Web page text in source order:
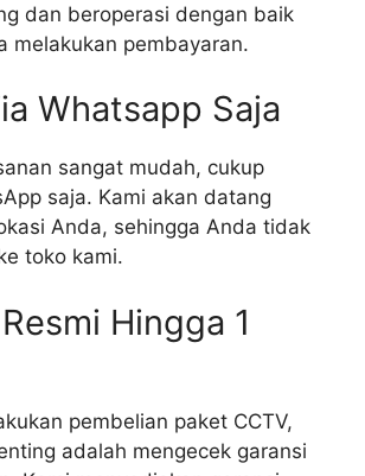
dan beroperasi dengan baik
melakukan pembayaran.
Whatsapp Saja
sangat mudah, cukup
saja. Kami akan datang
Anda, sehingga Anda tidak
toko kami.
Hingga 1
pembelian paket CCTV,
adalah mengecek garansi